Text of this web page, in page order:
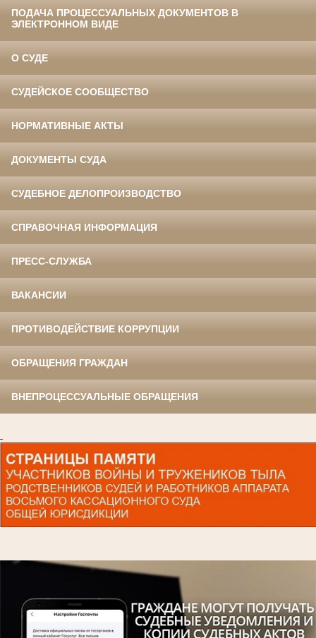
ПОДАЧА ПРОЦЕССУАЛЬНЫХ ДОКУМЕНТОВ В
ЭЛЕКТРОННОМ ВИДЕ
О СУДЕ
СУДЕЙСКОЕ СООБЩЕСТВО
НОРМАТИВНЫЕ АКТЫ
ДОКУМЕНТЫ СУДА
СУДЕБНОЕ ДЕЛОПРОИЗВОДСТВО
СПРАВОЧНАЯ ИНФОРМАЦИЯ
ПРЕСС-СЛУЖБА
ВАКАНСИИ
ПРОТИВОДЕЙСТВИЕ КОРРУПЦИИ
ОБРАЩЕНИЯ ГРАЖДАН
ВНЕПРОЦЕССУАЛЬНЫЕ ОБРАЩЕНИЯ